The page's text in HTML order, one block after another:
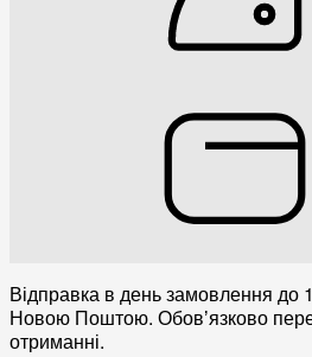
Відправка в день замовлення до
Новою Поштою. Обовʼязково
отриманні.